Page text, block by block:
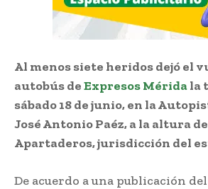
Al menos siete heridos dejó el
autobús deExpresos Méridala
sábado 18 de junio, en la
José Antonio Paéz, a la altura
Apartaderos, jurisdicción del
De acuerdo a una publicación